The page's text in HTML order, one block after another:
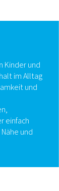
Kinder und
im Alltag
und
einfach
und